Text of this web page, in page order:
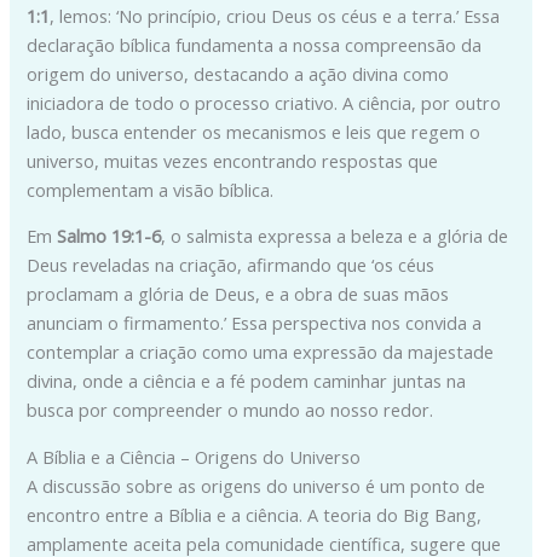
1:1, lemos: ‘No princípio, criou Deus os céus e a terra.’ Essa
declaração bíblica fundamenta a nossa compreensão da
origem do universo, destacando a ação divina como
iniciadora de todo o processo criativo. A ciência, por outro
lado, busca entender os mecanismos e leis que regem o
universo, muitas vezes encontrando respostas que
complementam a visão bíblica.
EmSalmo 19:1-6, o salmista expressa a beleza e a glória de
Deus reveladas na criação, afirmando que ‘os céus
proclamam a glória de Deus, e a obra de suas mãos
anunciam o firmamento.’ Essa perspectiva nos convida a
contemplar a criação como uma expressão da majestade
divina, onde a ciência e a fé podem caminhar juntas na
busca por compreender o mundo ao nosso redor.
A Bíblia e a Ciência – Origens do Universo
A discussão sobre as origens do universo é um ponto de
encontro entre a Bíblia e a ciência. A teoria do Big Bang,
amplamente aceita pela comunidade científica, sugere que